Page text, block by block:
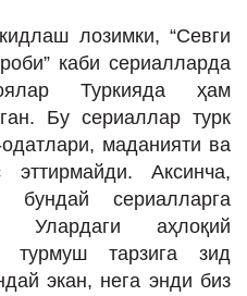
лозимки, “Севги
каби сериалларда
Туркияда ҳам
Бу сериаллар турк
маданияти ва
Аксинча,
бундай сериалларга
Улардаги аҳлоқий
турмуш тарзига зид
экан, нега энди биз